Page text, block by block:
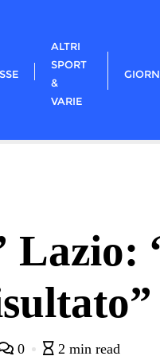
ALTRI
SPORT
&
VARIE
0 2 min read